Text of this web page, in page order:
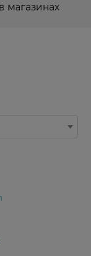
магазинах